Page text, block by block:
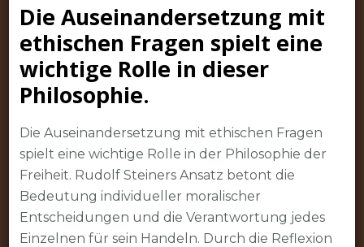
Die Auseinandersetzung mit
ethischen Fragen spielt eine
wichtige Rolle in dieser
Philosophie.
Die Auseinandersetzung mit ethischen Fragen
spielt eine wichtige Rolle in der Philosophie der
Freiheit. Rudolf Steiners Ansatz betont die
Bedeutung individueller moralischer
Entscheidungen und die Verantwortung jedes
Einzelnen für sein Handeln. Durch die Reflexion